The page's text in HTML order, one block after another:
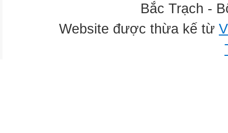
Bắc Trạch -
Website được thừa kế từ